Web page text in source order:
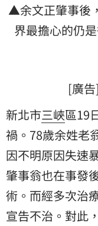
▲余文正肇事後
界最擔心的仍
[廣
新北市三峽區19
禍 。78歲余姓老
因不明原因失速
肇事翁也在事發
術。而經多次治
宣告不治。對此